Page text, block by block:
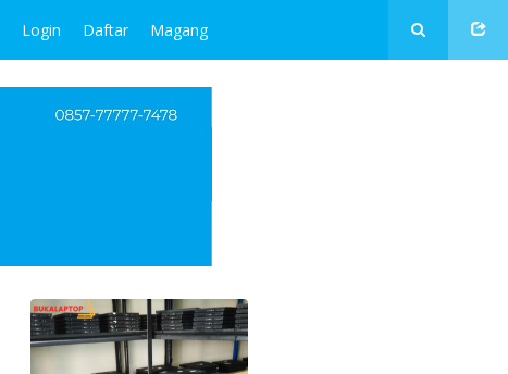
Login Daftar Magang